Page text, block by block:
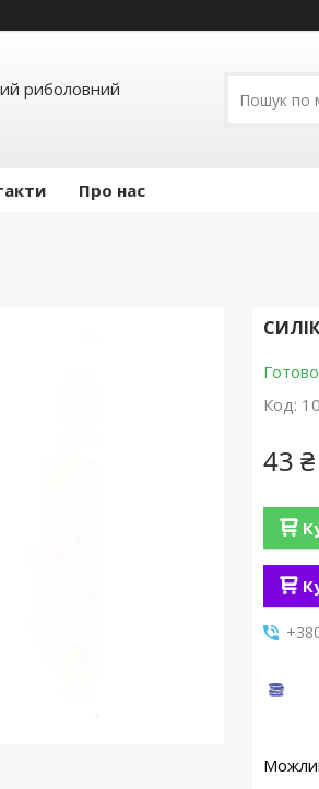
риболовний
Про нас
Код:
43 ₴